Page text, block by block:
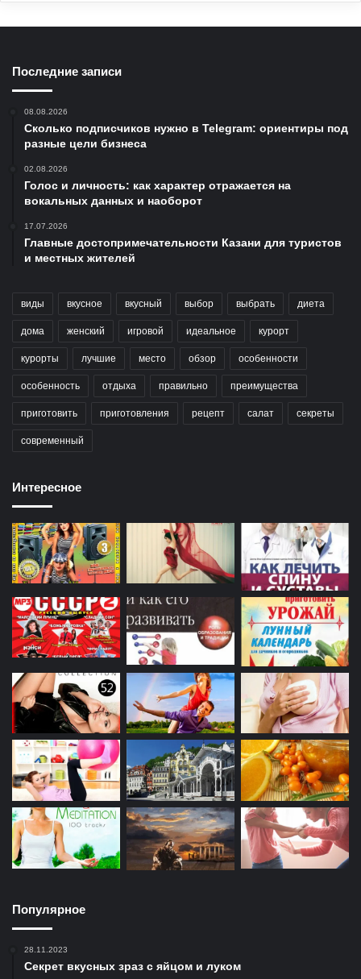
Последние записи
08.08.2026
Сколько подписчиков нужно в Telegram: ориентиры под
разные цели бизнеса
02.08.2026
Голос и личность: как характер отражается на
вокальных данных и наоборот
17.07.2026
Главные достопримечательности Казани для туристов
и местных жителей
виды вкусное вкусный выбор выбрать диета
дома женский игровой идеальное курорт
курорты лучшие место обзор особенности
особенность отдыха правильно преимущества
приготовить приготовления рецепт салат секреты
современный
Интересное
Популярное
28.11.2023
Секрет вкусных зраз с яйцом и луком